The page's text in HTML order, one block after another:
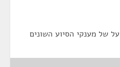
של מענקי הסיוע השונים